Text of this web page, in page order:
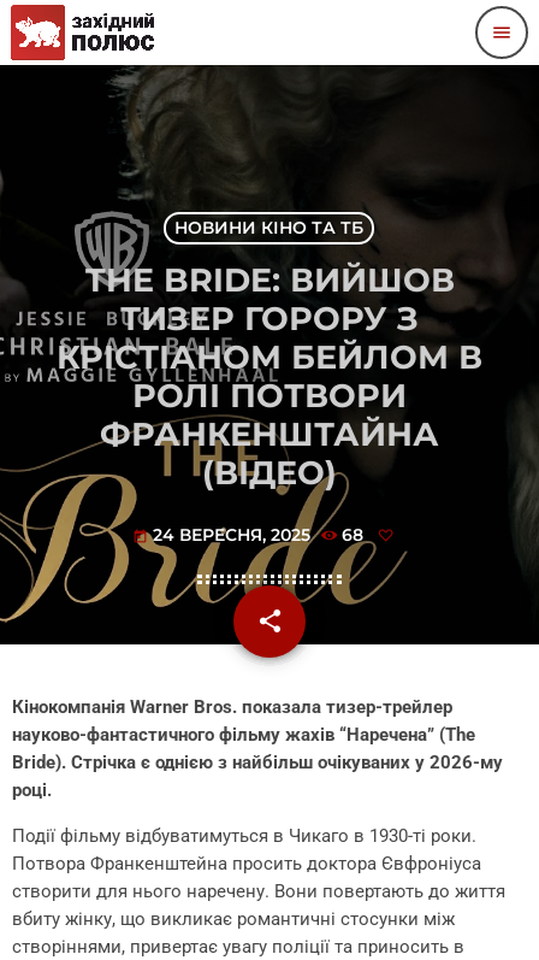
menu
НОВИНИ КІНО ТА ТБ
THE BRIDE: ВИЙШОВ
ТИЗЕР ГОРОРУ З
КРІСТІАНОМ БЕЙЛОМ В
РОЛІ ПОТВОРИ
ФРАНКЕНШТАЙНА
(ВІДЕО)
today 24 ВЕРЕСНЯ, 2025 68
share
email
Кінокомпанія Warner Bros. показала тизер-трейлер
науково-фантастичного фільму жахів “Наречена” (The
Bride). Стрічка є однією з найбільш очікуваних у 2026-му
році.
Події фільму відбуватимуться в Чикаго в 1930-ті роки.
Потвора Франкенштейна просить доктора Євфроніуса
створити для нього наречену. Вони повертають до життя
вбиту жінку, що викликає романтичні стосунки між
створіннями, привертає увагу поліції та приносить в